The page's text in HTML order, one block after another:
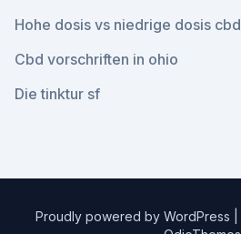
Hohe dosis vs niedrige dosis cbd
Cbd vorschriften in ohio
Die tinktur sf
Proudly powered by WordPress